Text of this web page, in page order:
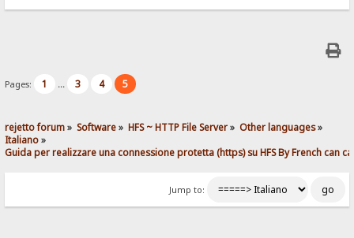
Pages: 1 ... 3 4 5
rejetto forum» Software» HFS ~ HTTP File Server» Other languages»
Italiano»
Guida per realizzare una connessione protetta (https) su HFS By French can
Jump to: